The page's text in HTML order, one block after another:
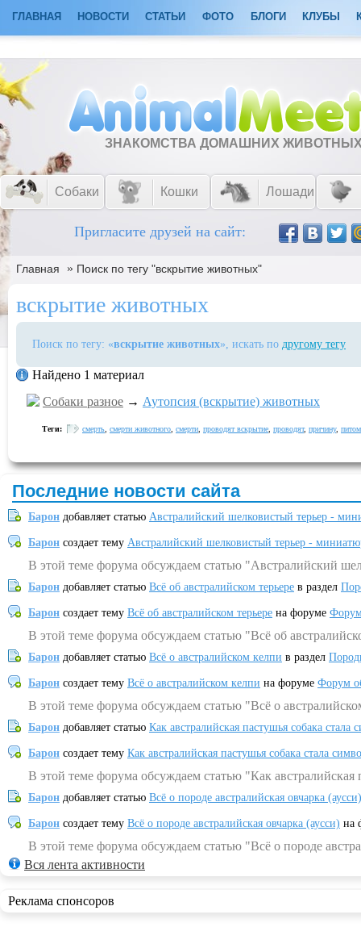
ГЛАВНАЯ НОВОСТИ СТАТЬИ ФОТО БЛОГИ КЛУБЫ
ЗНАКОМСТВА ДОМАШНИХ
Собаки Кошки Лошади
Пригласите друзей на сайт:
Главная » Поиск по тегу "вскрытие животных"
вскрытие животных
Поиск по тегу: «вскрытие животных», искать по другому тегу
Найдено 1 материал
Собаки разное → Аутопсия (вскрытие) животных
Теги: смерть смерти животного смерти проводят вскрытие проводят, причину,
Последние новости сайта
Барон добавляет статью Австралийский шелковистый терьер -
Барон создает тему Австралийский шелковистый терьер -
В этой теме форума обсуждаем статью "Австралийский
Барон добавляет статью Всё об австралийском терьере в раздел
Барон создает тему Всё об австралийском терьере на форуме
В этой теме форума обсуждаем статью "Всё об
Барон добавляет статью Всё о австралийском келпи в раздел
Барон создает тему Всё о австралийском келпи на форуме Форум
В этой теме форума обсуждаем статью "Всё о
Барон добавляет статью Как австралийская пастушья собака
Барон создает тему Как австралийская пастушья собака стала
В этой теме форума обсуждаем статью "Как
Барон добавляет статью Всё о породе австралийская овчарка (аусси)
Барон создает тему Всё о породе австралийская овчарка (аусси) на
В этой теме форума обсуждаем статью "Всё о породе
Вся лента активности
Реклама спонсоров